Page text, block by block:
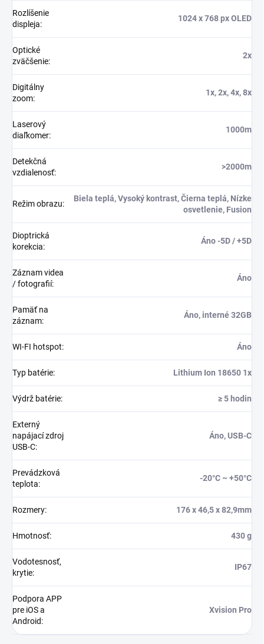
Rozlíšenie
displeja:
1024 x 768 px OLED
Optické
zväčšenie:
2x
Digitálny
zoom:
1x, 2x, 4x, 8x
Laserový
diaľkomer:
1000m
Detekčná
vzdialenosť:
>2000m
Režim obrazu:
Biela teplá, Vysoký kontrast, Čierna teplá, Nízke
osvetlenie, Fusion
Dioptrická
korekcia:
Áno -5D / +5D
Záznam videa
/ fotografií:
Áno
Pamäť na
záznam:
Áno, interné 32GB
WI-FI hotspot: Áno
Typ batérie: Lithium Ion 18650 1x
Výdrž batérie: ≥ 5 hodin
Externý
napájací zdroj
USB-C:
Áno, USB-C
Prevádzková
teplota:
-20°C ~ +50°C
Rozmery: 176 x 46,5 x 82,9mm
Hmotnosť: 430 g
Vodotesnosť,
krytie:
IP67
Podpora APP
pre iOS a
Android:
Xvision Pro